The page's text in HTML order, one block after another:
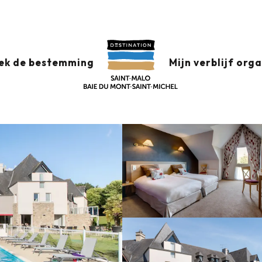
de bestemming Mijn verblijf
RESORT